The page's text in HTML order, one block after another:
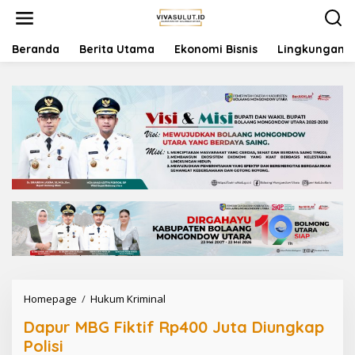
Beranda Berita Utama Ekonomi Bisnis Lingkungan
Homepage / Hukum Kriminal
p
Dapur MBG Fiktif Rp400 Juta Diungkap
Polisi